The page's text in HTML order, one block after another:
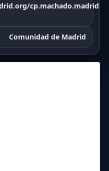
cp.machado.madrid
Comunidad de Madrid